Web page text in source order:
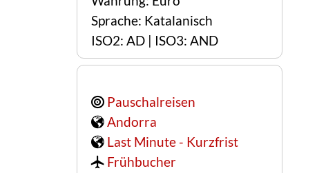
Sprache: Katalanisch
ISO2: AD | ISO3: AND
Pauschalreisen
Andorra
Last Minute - Kurzfrist
Frühbucher